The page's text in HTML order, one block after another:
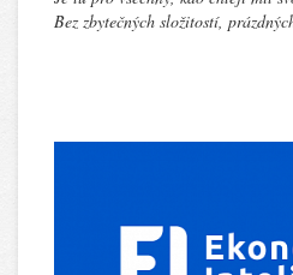
Bez zbytečných složitostí,